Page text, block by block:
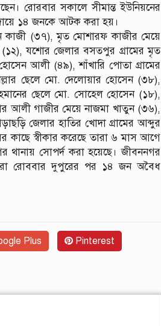
রোরবার সকালে সীমান্ত ইউনিয়নের
১৪ জনকে আটক করা হয়।
কাজী (৩৭), মৃত মোশারফ কাজীর মেয়ে
(১২), যশোর জেলার বসতপুর গ্রামের মৃত
আলী (৪৯), শাঁখারি পোতা গ্রামের
ছেলে মো. দেলোয়ার হোসেন (৩৮),
ছেলে মো. সোহেল হোসেন (১৮),
আলী গাজীর মেয়ে নাজমা খাতুন (৩৬),
জেলার হাতির খোদা গ্রামের আব্দুর
কাছে স্বীকার করেছে তারা ৬ মাস আগে
থানায় সোপর্দ করা হয়েছে। জীবননগর
রোববার দুপুরের পর ১৪ জন অবৈধ
Plus Pinterest